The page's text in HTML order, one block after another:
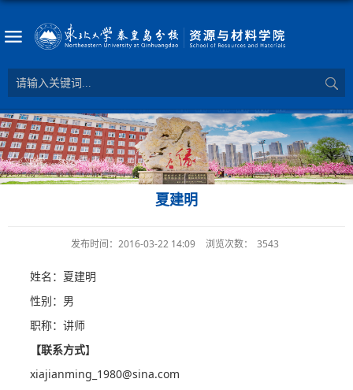
夏建明
发布时间：2016-03-22 14:09 浏览次数： 3543
姓名：夏建明
性别：男
职称：讲师
【联系方式】
xiajianming_1980@sina.com